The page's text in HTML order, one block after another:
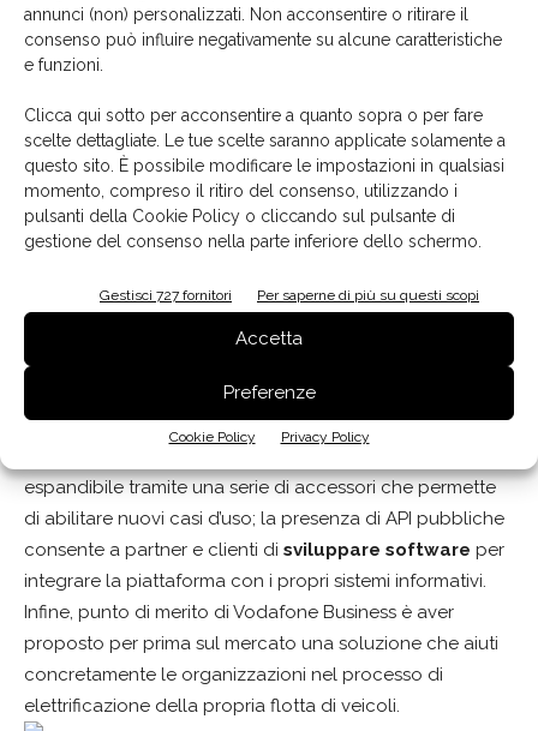
annunci (non) personalizzati. Non acconsentire o ritirare il
consenso può influire negativamente su alcune caratteristiche
e funzioni.
Clicca qui sotto per acconsentire a quanto sopra o per fare
scelte dettagliate. Le tue scelte saranno applicate solamente a
questo sito. È possibile modificare le impostazioni in qualsiasi
momento, compreso il ritiro del consenso, utilizzando i
pulsanti della Cookie Policy o cliccando sul pulsante di
gestione del consenso nella parte inferiore dello schermo.
Gestisci 727 fornitori Per saperne di più su questi scopi
Accetta
Preferenze
Cookie Policy Privacy Policy
Lasoluzione proposta da Vodafone Business si
distingue per la semplicità di installazione e setup,
chenon richiede più di 15 minuti, e al tempo stesso
personalizzate.
L’accesso alla piattaforma diFleet Analytics
effettuato solo quando necessario e i dati riportati sono
di facile interpretazione.
Vodafone Business ha pensato fin dalla progettazione
espandibile tramite una serie di accessori che permette
di abilitare nuovi casi d’uso; la presenza di API pubbliche
consente a partner e clienti di sviluppare software per
integrare la piattaforma con i propri sistemi informativi.
Infine, punto di merito di Vodafone Business è aver
proposto per prima sul mercato una soluzione che aiuti
concretamente le organizzazioni nel processo di
elettrificazione della propria flotta di veicoli.